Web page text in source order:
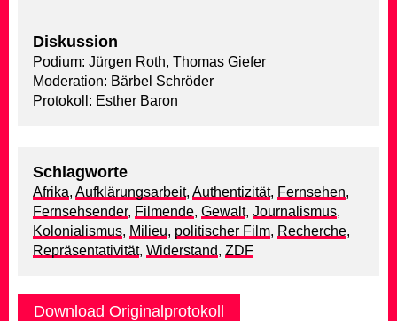
Diskussion
Podium: Jürgen Roth, Thomas Giefer
Moderation: Bärbel Schröder
Protokoll: Esther Baron
Schlagworte
Afrika, Aufklärungsarbeit, Authentizität, Fernsehen,
Fernsehsender, Filmende, Gewalt, Journalismus,
Kolonialismus, Milieu, politischer Film, Recherche,
Repräsentativität, Widerstand, ZDF
Download Originalprotokoll